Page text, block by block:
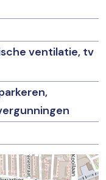
ventilatie, tv